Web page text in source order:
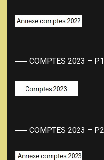
COMPTES 2023 – P1
COMPTES 2023 – P2